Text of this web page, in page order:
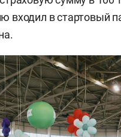
входил в стартовый